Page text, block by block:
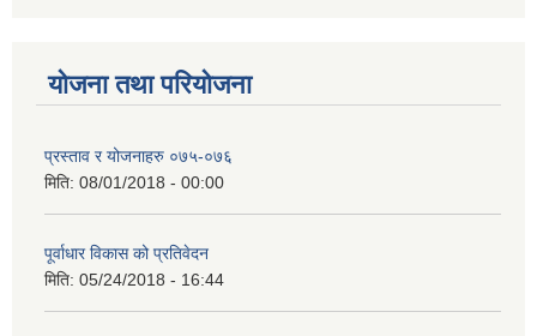
योजना तथा परियोजना
प्रस्ताव र योजनाहरु ०७५-०७६
मिति: 08/01/2018 - 00:00
पूर्वाधार विकास को प्रतिवेदन
मिति: 05/24/2018 - 16:44